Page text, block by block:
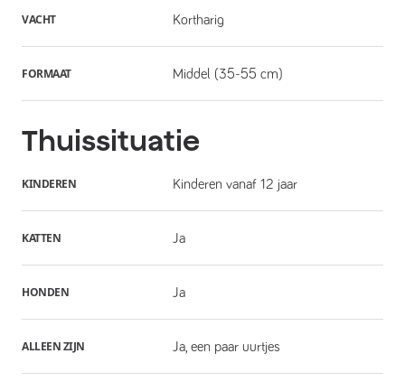
VACHT Kortharig
FORMAAT Middel (35-55 cm)
Thuissituatie
KINDEREN Kinderen vanaf 12 jaar
KATTEN Ja
HONDEN Ja
ALLEEN ZIJN Ja, een paar uurtjes